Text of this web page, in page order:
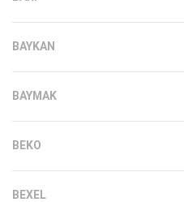
BAYKAN
BAYMAK
BEKO
BEXEL